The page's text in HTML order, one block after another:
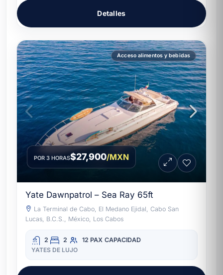
Detalles
Acceso alimentos y bebidas
POR 3 HORAS$27,900/MXN
Yate Dawnpatrol – Sea Ray 65ft
La Terminal de Cabo, El Medano Ejidal, Cabo San
Lucas, B.C.S., México, Los Cabos
2 2 12 PAX CAPACIDAD
YATES DE LUJO